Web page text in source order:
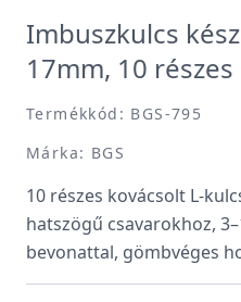
Imbuszkulcs
17mm, 10 részes
Termékkód: BGS-795
Márka: BGS
10 részes kovácsolt L-
hatszögű csavarokhoz,
bevonattal, gömbvéges